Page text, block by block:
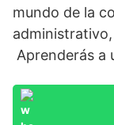
mundo de la
Aprenderás a